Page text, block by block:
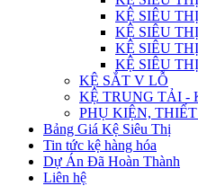
KỆ SIÊU
KỆ SIÊU
KỆ SIÊU
KỆ SIÊU
KỆ SẮT V LỖ
KỆ TRUNG TẢI -
PHỤ KIỆN,
Bảng Giá Kệ Siêu Thị
Tin tức kệ hàng hóa
Dự Án Đã Hoàn Thành
Liên hệ